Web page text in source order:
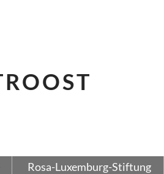
Rosa-Luxemburg-Stiftung